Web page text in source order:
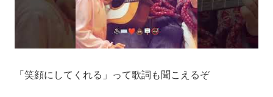
「笑顔にしてくれる」って歌詞も聞こえるぞ